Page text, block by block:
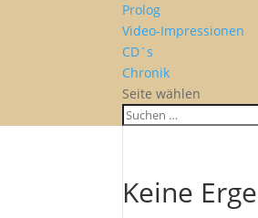
Prolog
Video-Impressionen
CD´s
Chronik
Seite wählen
Keine